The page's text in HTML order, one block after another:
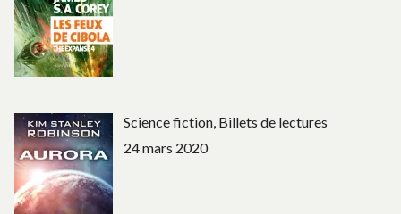
Science fiction, Billets de lectures
24 mars 2020